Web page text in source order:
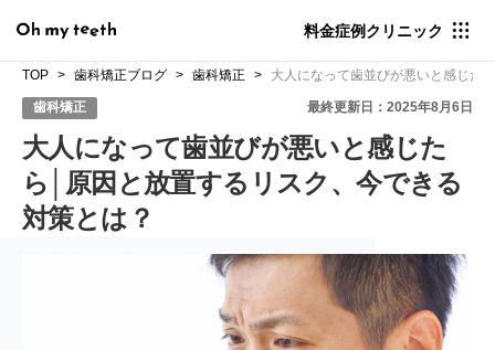
料金症例クリニック
TOP 歯科矯正ブログ 歯科矯正 大人になって歯並びが悪いと感じた
歯科矯正 最終更新日：2025年8月6日
大人になって歯並びが悪いと感じた
ら│原因と放置するリスク、今できる
対策とは？